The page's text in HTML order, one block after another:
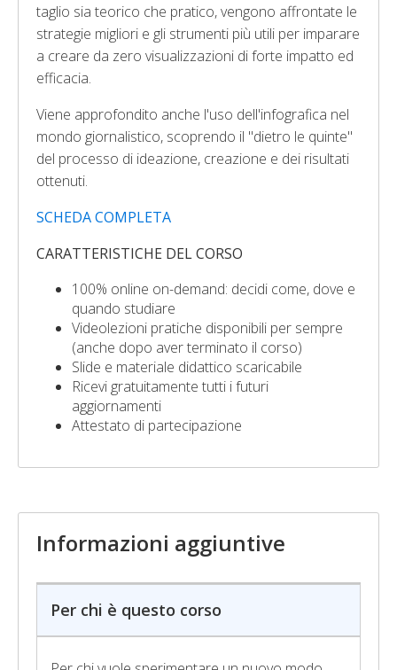
taglio sia teorico che pratico, vengono affrontate le
strategie migliori e gli strumenti più utili per imparare
a creare da zero visualizzazioni di forte impatto ed
efficacia.
Viene approfondito anche l'uso dell'infografica nel
mondo giornalistico, scoprendo il "dietro le quinte"
del processo di ideazione, creazione e dei risultati
ottenuti.
SCHEDA COMPLETA
CARATTERISTICHE DEL CORSO
100% online on-demand: decidi come, dove e
quando studiare
Videolezioni pratiche disponibili per sempre
(anche dopo aver terminato il corso)
Slide e materiale didattico scaricabile
Ricevi gratuitamente tutti i futuri
aggiornamenti
Attestato di partecipazione
Informazioni aggiuntive
Per chi è questo corso